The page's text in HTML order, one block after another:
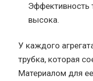
Эффективность
высока.
У каждого
трубка, которая
Материалом для